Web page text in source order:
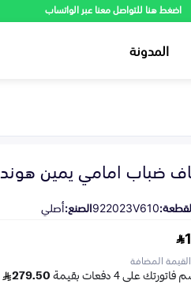
اضغط هنا للتواصل معنا عبر الواتساب
المدونة
امامي يمين هونداي ازيرا
922023V610الصنع:أصلي
المضافة